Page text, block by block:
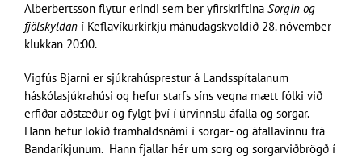
Alberbertsson flytur erindi sem ber yfirskriftina Sorgin og
fjölskyldan í Keflavíkurkirkju mánudagskvöldið 28. nóvember
klukkan 20:00.
Vigfús Bjarni er sjúkrahúsprestur á Landsspítalanum
háskólasjúkrahúsi og hefur starfs síns vegna mætt fólki við
erfiðar aðstæður og fylgt því í úrvinnslu áfalla og sorgar.
Hann hefur lokið framhaldsnámi í sorgar- og áfallavinnu frá
Bandaríkjunum. Hann fjallar hér um sorg og sorgarviðbrögð í